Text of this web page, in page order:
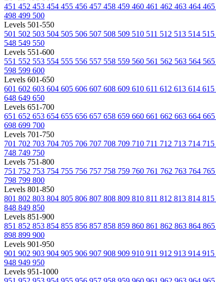
451 452 453 454 455 456 457 458 459 460 461 462 463 464 465
498 499 500
Levels 501-550
501 502 503 504 505 506 507 508 509 510 511 512 513 514 515
548 549 550
Levels 551-600
551 552 553 554 555 556 557 558 559 560 561 562 563 564 565
598 599 600
Levels 601-650
601 602 603 604 605 606 607 608 609 610 611 612 613 614 615
648 649 650
Levels 651-700
651 652 653 654 655 656 657 658 659 660 661 662 663 664 665
698 699 700
Levels 701-750
701 702 703 704 705 706 707 708 709 710 711 712 713 714 715
748 749 750
Levels 751-800
751 752 753 754 755 756 757 758 759 760 761 762 763 764 765
798 799 800
Levels 801-850
801 802 803 804 805 806 807 808 809 810 811 812 813 814 815
848 849 850
Levels 851-900
851 852 853 854 855 856 857 858 859 860 861 862 863 864 865
898 899 900
Levels 901-950
901 902 903 904 905 906 907 908 909 910 911 912 913 914 915
948 949 950
Levels 951-1000